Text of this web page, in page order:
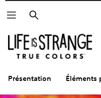
Rechercher
Présentation Éléments